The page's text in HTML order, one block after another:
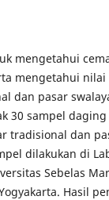
mengetahui
mengetahui
dan pasar
30 sampel
tradisional dan
dilakukan di
Sebelas
Hasil